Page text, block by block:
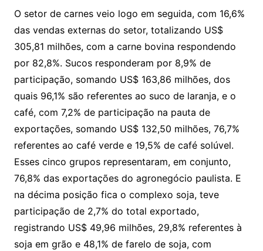
O setor de carnes veio logo em seguida, com 16,6%
das vendas externas do setor, totalizando US$
305,81 milhões, com a carne bovina respondendo
por 82,8%. Sucos responderam por 8,9% de
participação, somando US$ 163,86 milhões, dos
quais 96,1% são referentes ao suco de laranja, e o
café, com 7,2% de participação na pauta de
exportações, somando US$ 132,50 milhões, 76,7%
referentes ao café verde e 19,5% de café solúvel.
Esses cinco grupos representaram, em conjunto,
76,8% das exportações do agronegócio paulista. E
na décima posição fica o complexo soja, teve
participação de 2,7% do total exportado,
registrando US$ 49,96 milhões, 29,8% referentes à
soja em grão e 48,1% de farelo de soja, com